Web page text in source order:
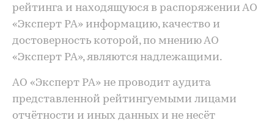
рейтинга и находящуюся в распоряжении АО
«Эксперт РА» информацию, качество и
достоверность которой, по мнению АО
«Эксперт РА», являются надлежащими.
АО «Эксперт РА» не проводит аудита
представленной рейтингуемыми лицами
отчётности и иных данных и не несёт